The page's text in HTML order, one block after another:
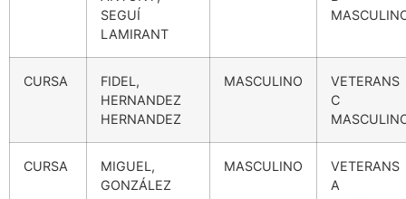
SEGUÍ
LAMIRANT
CURSA
FIDEL,
HERNANDEZ
HERNANDEZ
MASCULINO
VETERANS
C
CURSA
MIGUEL,
GONZÁLEZ
MASCULINO
VETERANS
A